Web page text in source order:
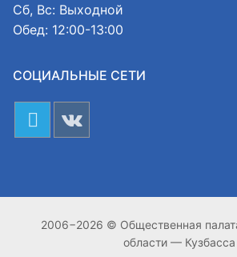
Сб, Вс: Выходной
Обед: 12:00-13:00
СОЦИАЛЬНЫЕ СЕТИ
2006−2026 © Общественная
области — Кузбасса